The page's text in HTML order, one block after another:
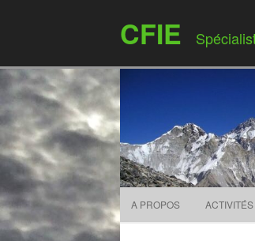
CFIE
A PROPOS ACTIVITÉS